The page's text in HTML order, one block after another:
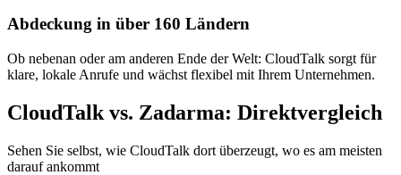
Abdeckung in über 160 Ländern
Ob nebenan oder am anderen Ende der Welt: CloudTalk sorgt für
klare, lokale Anrufe und wächst flexibel mit Ihrem Unternehmen.
CloudTalk vs. Zadarma: Direktvergleich
Sehen Sie selbst, wie CloudTalk dort überzeugt, wo es am meisten
darauf ankommt